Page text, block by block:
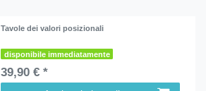
Tavole dei valori posizionali
disponibile immediatamente
39,90 € *